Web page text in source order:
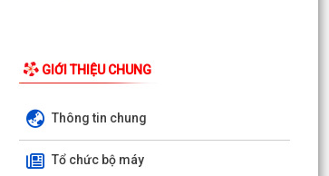
GIỚI THIỆU CHUNG
Thông tin chung
Tổ chức bộ máy
Công văn số: 20/CV-TYT của Trạm y tế phường
nhận...
thống và Quản trị an ninh phi truyền thống năm